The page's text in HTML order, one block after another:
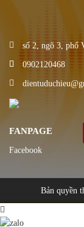
số 2, ngõ 3, phố
0902120468
FANPAGE
Facebook
Bản quyền